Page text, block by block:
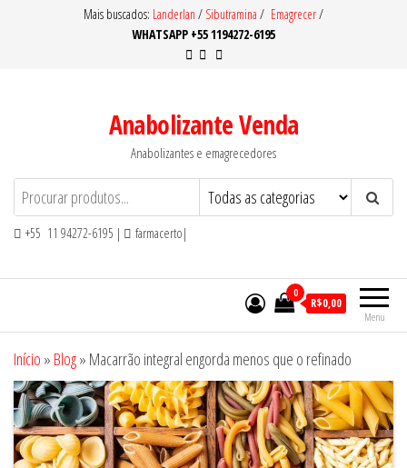
Mais buscados: Landerlan / Sibutramina / Emagrecer/
WHATSAPP +55 1194272-6195
Anabolizante Venda
Anabolizantes e emagrecedores
+55 11 94272-6195 | farmacerto|
Menu
0
R$0,00
Início » Blog» Macarrão integral engorda menos que o refinado